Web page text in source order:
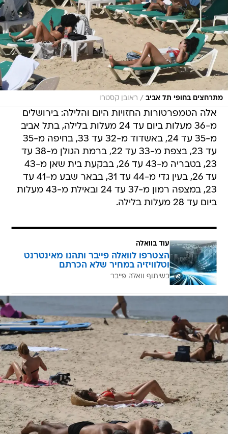
מתרחצים בחופי תל אביב / ראובן קסטרו
אלה הטמפרטורות החזויות היום והלילה: בירושלים
מ-36 מעלות ביום עד 24 מעלות בלילה, בתל אביב
מ-35 עד 24, באשדוד מ-32 עד 33, בחיפה מ-35
עד 23, בצפת מ-33 עד 22, ברמת הגולן מ-38 עד
23, בטבריה מ-43 עד 26, בבקעת בית שאן מ-43
עד 26, בעין גדי מ-44 עד 31, בבאר שבע מ-41 עד
23, במצפה רמון מ-37 עד 24 ובאילת מ-43 מעלות
ביום עד 28 מעלות בלילה.
עוד בוואלה
הצטרפו לוואלה פייבר ותהנו מאינטרנט
וטלוויזיה במחיר שלא הכרתם
בשיתוף וואלה פייבר